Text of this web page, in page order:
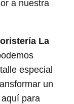
a nuestra
La
especial
un
para